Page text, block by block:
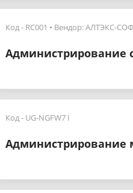
Код - RC001 Вендор: АЛТЭКС-
Администрирование
Код - UG-NGFW7 I
Администрирование